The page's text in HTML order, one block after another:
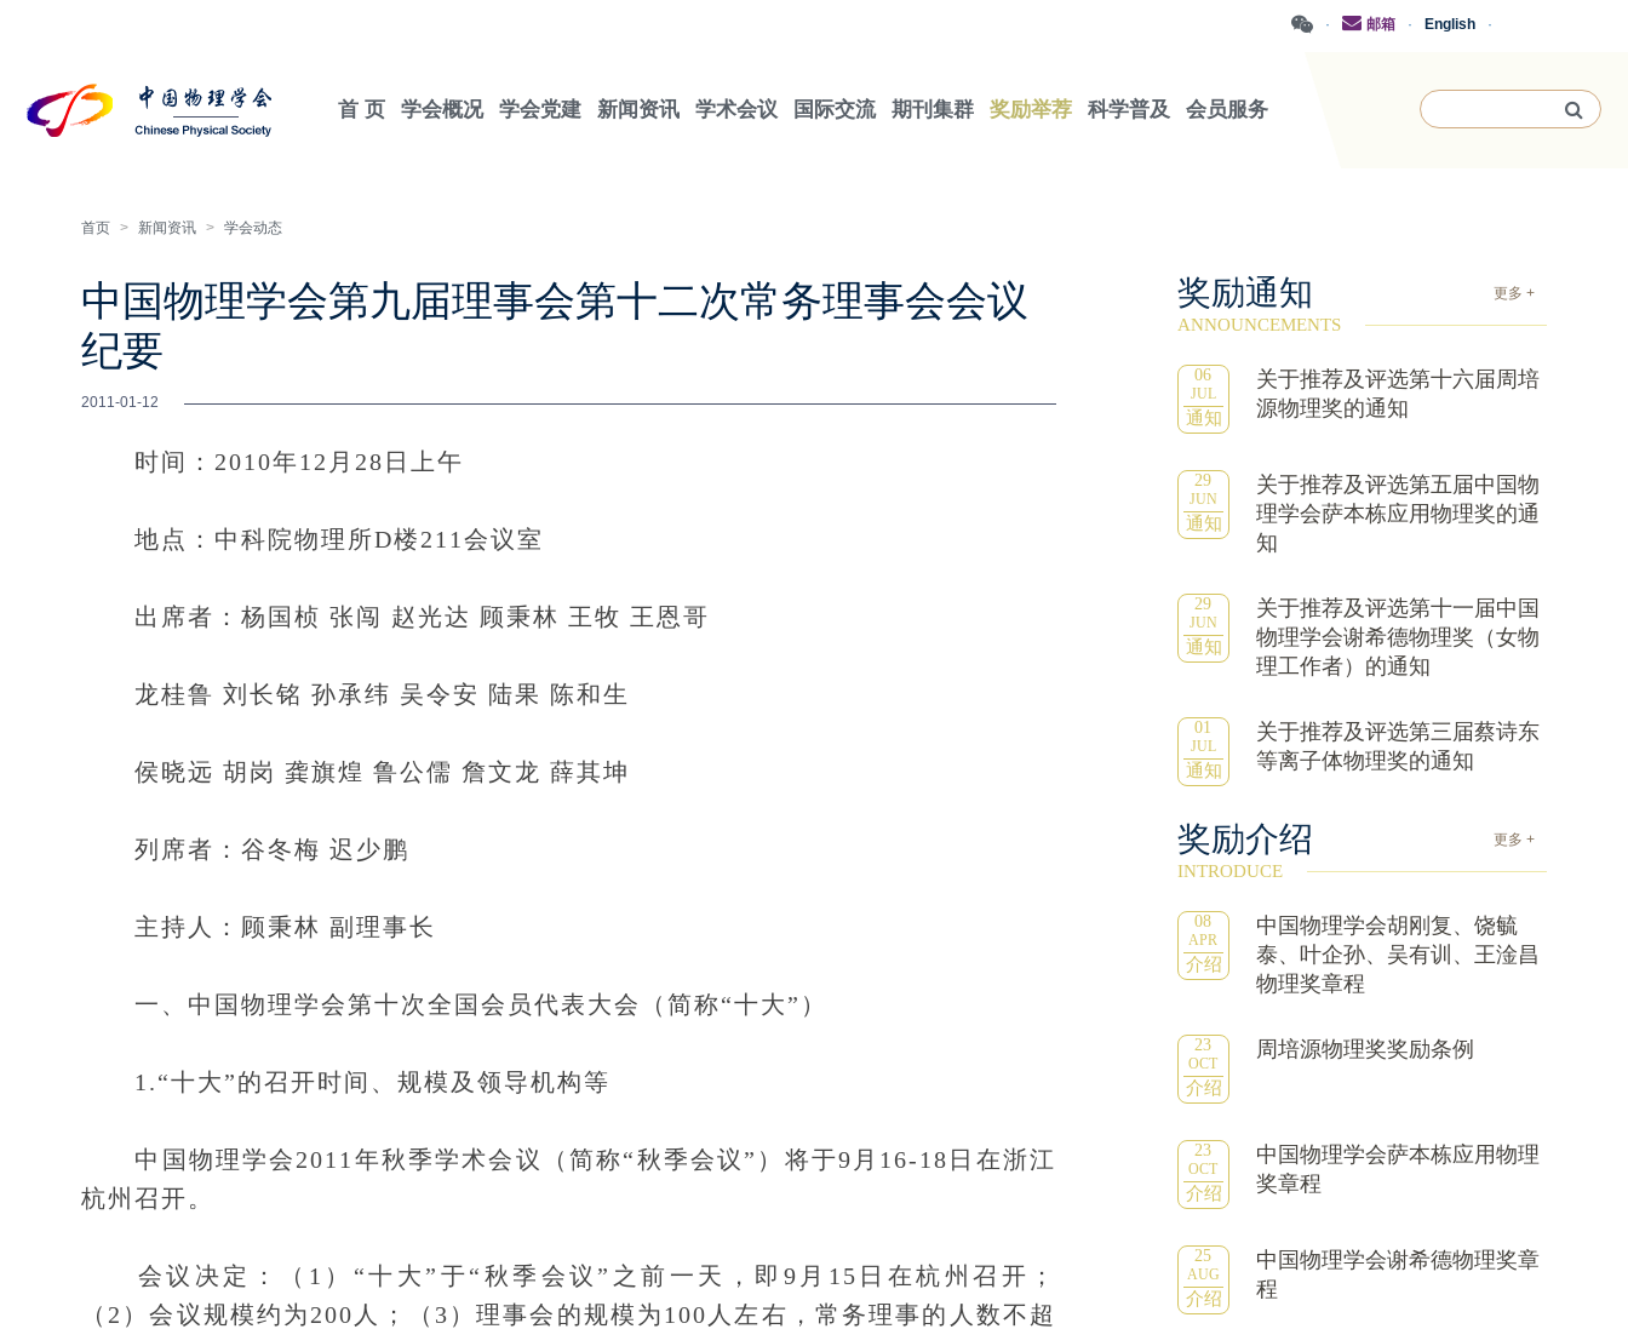
·
English
·
邮箱
·
首 页 学会概况 学会党建 新闻资讯 学术会议 国际交流 期刊集群 奖励举荐 科学普及 会员服务
首页 > 新闻资讯 > 学会动态
中国物理学会第九届理事会第十二次常务理事会会议
纪要
2011-01-12
时间：2010年12月28日上午
地点：中科院物理所D楼211会议室
出席者：杨国桢 张闯 赵光达 顾秉林 王牧 王恩哥
龙桂鲁 刘长铭 孙承纬 吴令安 陆果 陈和生
侯晓远 胡岗 龚旗煌 鲁公儒 詹文龙 薛其坤
列席者：谷冬梅 迟少鹏
主持人：顾秉林 副理事长
一、中国物理学会第十次全国会员代表大会（简称“十大”）
1.“十大”的召开时间、规模及领导机构等
中国物理学会2011年秋季学术会议（简称“秋季会议”）将于9月16-18日在浙江
杭州召开。
会议决定：（1）“十大”于“秋季会议”之前一天，即9月15日在杭州召开；
（2）会议规模约为200人；（3）理事会的规模为100人左右，常务理事的人数不超
奖励通知 更多 +
ANNOUNCEMENTS
06
JUL
通知
关于推荐及评选第十六届周培
源物理奖的通知
29
JUN
通知
关于推荐及评选第五届中国物
理学会萨本栋应用物理奖的通
知
29
JUN
通知
关于推荐及评选第十一届中国
物理学会谢希德物理奖（女物
理工作者）的通知
01
JUL
通知
关于推荐及评选第三届蔡诗东
等离子体物理奖的通知
奖励介绍 更多 +
INTRODUCE
08
APR
介绍
中国物理学会胡刚复、饶毓
泰、叶企孙、吴有训、王淦昌
物理奖章程
23
OCT
介绍
周培源物理奖奖励条例
23
OCT
介绍
中国物理学会萨本栋应用物理
奖章程
25
AUG
介绍
中国物理学会谢希德物理奖章
程